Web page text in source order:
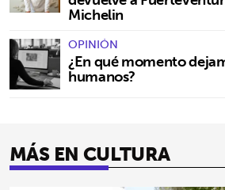
Michelin
OPINIÓN
¿En qué momento
humanos?
MÁS EN CULTURA